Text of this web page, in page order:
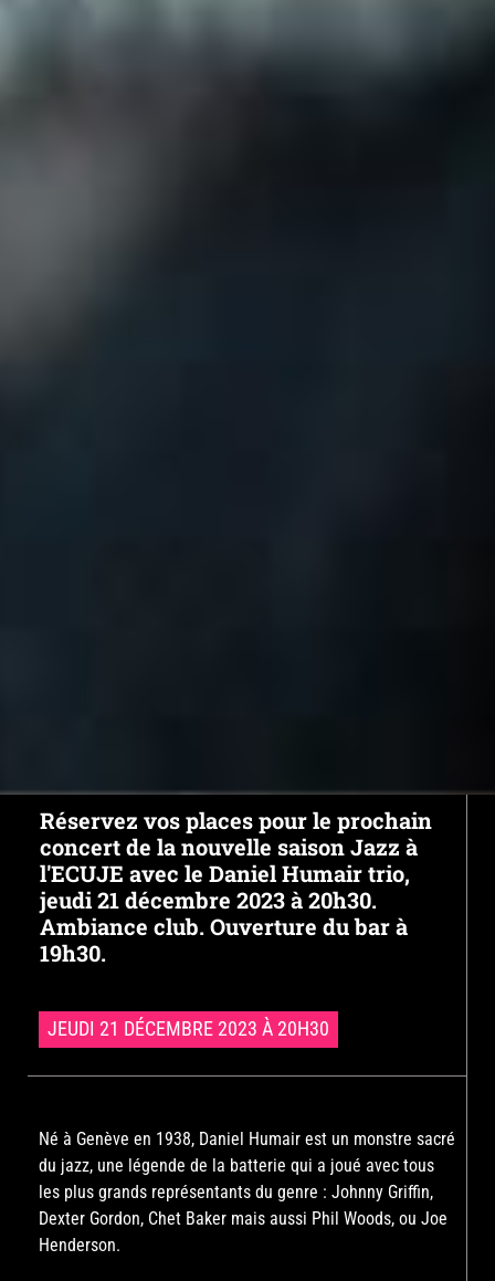
Réservez vos places pour le prochain
concert de la nouvelle saison Jazz à
l'ECUJE avec le Daniel Humair trio,
jeudi 21 décembre 2023 à 20h30.
Ambiance club. Ouverture du bar à
19h30.
JEUDI 21 DÉCEMBRE 2023 À 20H30
Né à Genève en 1938, Daniel Humair est un monstre sacré
du jazz, une légende de la batterie qui a joué avec tous
les plus grands représentants du genre : Johnny Griffin,
Dexter Gordon, Chet Baker mais aussi Phil Woods, ou Joe
Henderson.